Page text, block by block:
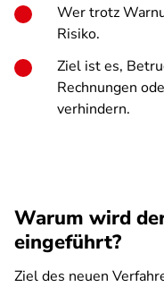
Wer trotz
Risiko.
Ziel ist es,
Rechnungen
verhindern.
Warum wird
eingeführt?
Ziel des neuen